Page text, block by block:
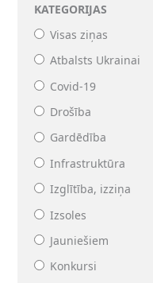
KATEGORIJAS
Visas ziņas
Atbalsts Ukrainai
Covid-19
Drošība
Gardēdība
Infrastruktūra
Izglītība, izziņa
Izsoles
Jauniešiem
Konkursi